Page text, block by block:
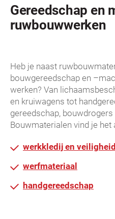
Gereedschap en
ruwbouwwerken
Heb je naast
bouwgereedschap en
werken? Van
en kruiwagens tot
gereedschap,
Bouwmaterialen vind je het
werkkledij en
werfmateriaal
handgereedschap